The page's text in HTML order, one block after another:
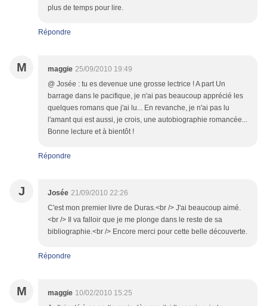
plus de temps pour lire.
Répondre
M maggie 25/09/2010 19:49
@ Josée : tu es devenue une grosse lectrice ! A part Un
barrage dans le pacifique, je n'ai pas beaucoup apprécié les
quelques romans que j'ai lu... En revanche, je n'ai pas lu
l'amant qui est aussi, je crois, une autobiographie romancée...
Bonne lecture et à bientôt !
Répondre
J Josée 21/09/2010 22:26
C'est mon premier livre de Duras.<br /> J'ai beaucoup aimé.
<br /> Il va falloir que je me plonge dans le reste de sa
bibliographie.<br /> Encore merci pour cette belle découverte.
Répondre
M maggie 10/02/2010 15:25